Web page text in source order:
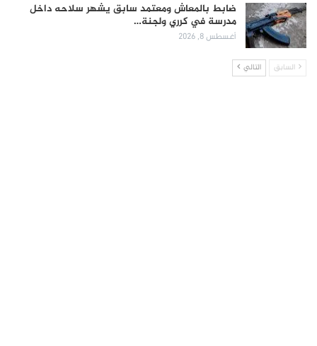
ضابط بالمعاش ومعتمد سابق يشهر سلاحه داخل
مدرسة في كرري ولجنة…
أغسطس 8, 2026
السابق التالي